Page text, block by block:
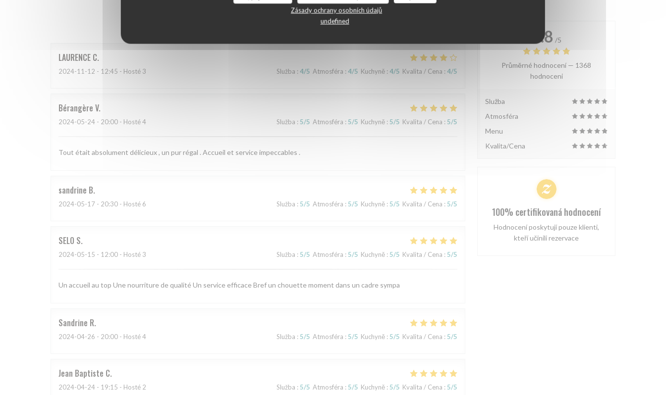
Zásady ochrany osobních údajů
undefined
Hodnocení našich zákazníků
LAURENCE C
2024-11-12 - 12:45 - Hosté 3 Služba : 4/5 Atmosféra : 4/5 Kuchyně : 4/5 Kvalita / Cena : 4/5
Bérangère V
2024-05-24 - 20:00 - Hosté 4 Služba : 5/5 Atmosféra : 5/5 Kuchyně : 5/5 Kvalita / Cena : 5/5
Tout était absolument délicieux , un pur régal . Accueil et service impeccables .
sandrine B
2024-05-17 - 20:30 - Hosté 6 Služba : 5/5 Atmosféra : 5/5 Kuchyně : 5/5 Kvalita / Cena : 5/5
SELO S
2024-05-15 - 12:00 - Hosté 3 Služba : 5/5 Atmosféra : 5/5 Kuchyně : 5/5 Kvalita / Cena : 5/5
Un accueil au top Une nourriture de qualité Un service efficace Bref un chouette moment dans un cadre sympa
Sandrine R
2024-04-26 - 20:00 - Hosté 4 Služba : 5/5 Atmosféra : 5/5 Kuchyně : 5/5 Kvalita / Cena : 5/5
Jean Baptiste C
2024-04-24 - 19:15 - Hosté 2 Služba : 5/5 Atmosféra : 5/5 Kuchyně : 5/5 Kvalita / Cena : 5/5
4.8 /5
Průměrné hodnocení — 1368
hodnoceni
Služba
Atmosféra
Menu
Kvalita/Cena
100% certifikovaná hodnocení
Hodnocení poskytují pouze klienti,
kteří učinili rezervace